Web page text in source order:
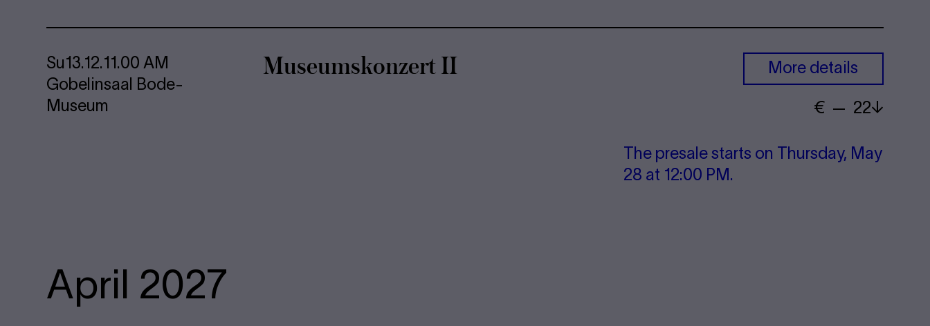
Su13.12.11.00 AM
Gobelinsaal Bode-
Museum
Mu­se­ums­kon­zert II More details
€ ​ — 22
The presale starts on Thursday, May
28 at 12:00 PM.
April 2027